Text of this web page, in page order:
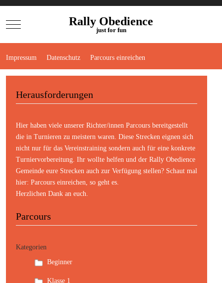
Mobile Menu ToggleRally Obedience
just for fun
Impressum Datenschutz Parcours einreichen
Herausforderungen
Hier haben viele unserer Richter/innen Parcours bereitgestellt
die in Turnieren zu meistern waren. Diese Strecken eignen sich
nicht nur für das Vereinstraining sondern auch für eine konkrete
Turniervorbereitung. Ihr wollte helfen und der Rally Obedience
Gemeinde eure Strecken auch zur Verfügung stellen? Schaut mal
hier: Parcours einreichen, so geht es.
Herzlichen Dank an euch.
Parcours
Kategorien
Beginner
Klasse 1